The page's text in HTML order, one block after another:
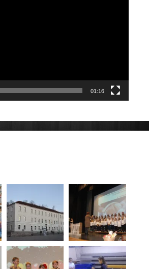
01:16